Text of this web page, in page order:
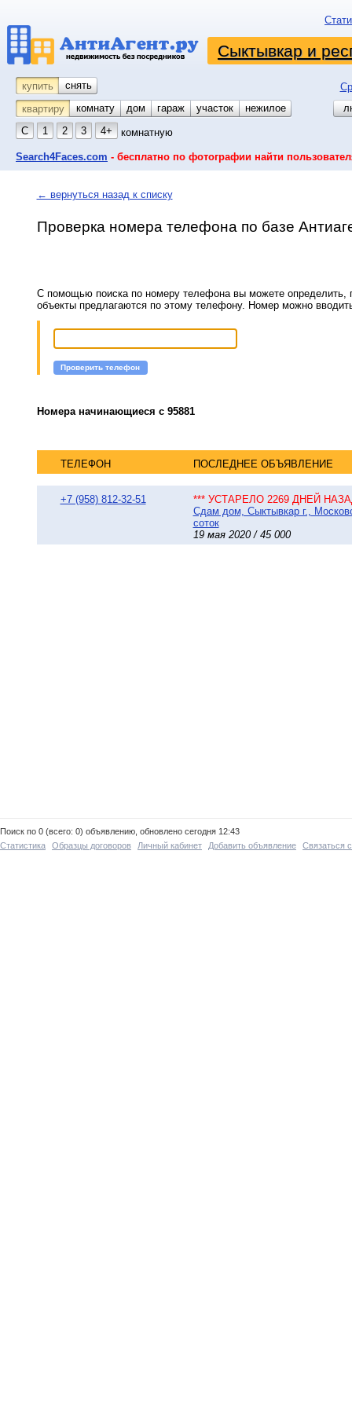
Сыктывкар и
купить снять
квартиру
комнату койко-место
дом гараж участок
нежилое
С
1 2 3 4+ комнатную
Search4Faces.com - бесплатно по фотографии найти
← вернуться назад к списку
Проверка номера телефона по базе
С помощью поиска по номеру телефона вы можете определить,
объекты предлагаются по этому телефону. Номер можно
Проверить телефон
Номера начинающиеся с 95881
ТЕЛЕФОН ПОСЛЕДНЕЕ ОБЪЯВЛЕНИЕ
+7 (958) 812-32-51
*** УСТАРЕЛО 2269 ДНЕЙ
Сдам дом, Сыктывкар г.,
соток
19 мая 2020 / 45 000
Поиск по 0 (всего: 0) объявлению, обновлено сегодня 12:43
Статистика
Образцы договоров Личный кабинет Добавить объявление Связаться